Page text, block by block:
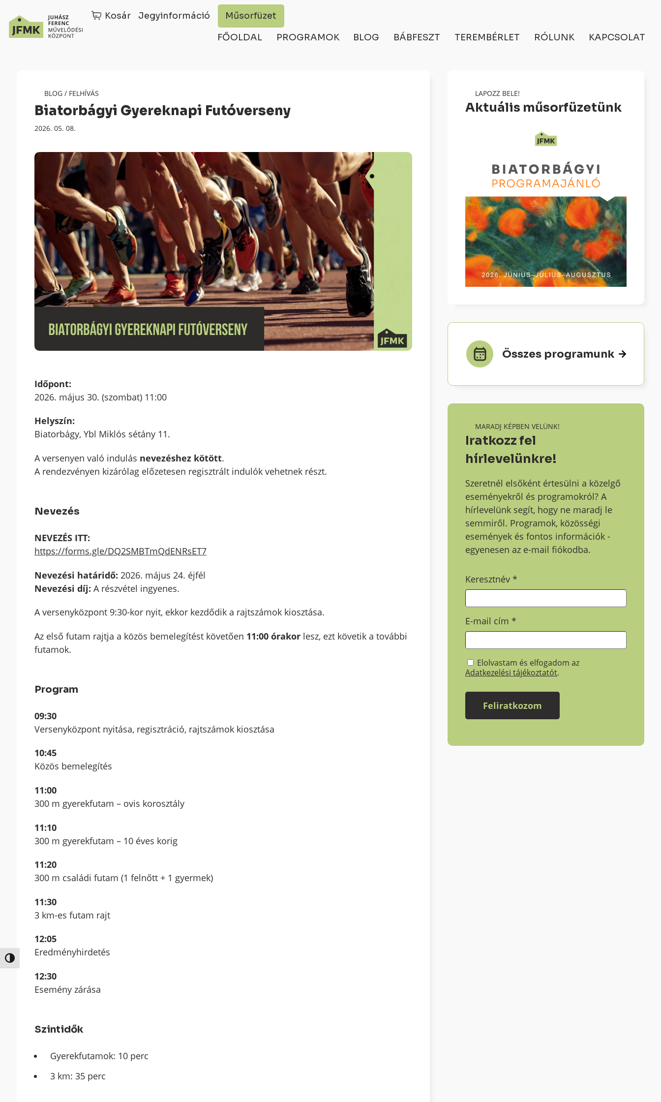
Nagy kontraszt váltása
Kosár Jegyinformáció Műsorfüzet
FŐOLDAL PROGRAMOK BLOG BÁBFESZT TEREMBÉRLET RÓLUNK KAPCSOLAT
BLOG/ FELHÍVÁS
Biatorbágyi Gyereknapi Futóverseny
Megjelenés
2026. 05. 08.
Időpont:
2026. május 30. (szombat) 11:00
Helyszín:
Biatorbágy, Ybl Miklós sétány 11.
A versenyen való indulás nevezéshez kötött.
A rendezvényen kizárólag előzetesen regisztrált indulók vehetnek részt.
Nevezés
NEVEZÉS ITT:
https://forms.gle/DQ2SMBTmQdENRsET7
Nevezési határidő: 2026. május 24. éjfél
Nevezési díj: A részvétel ingyenes.
A versenyközpont 9:30-kor nyit, ekkor kezdődik a rajtszámok kiosztása.
Az első futam rajtja a közös bemelegítést követően 11:00 órakorlesz, ezt követik a további
futamok.
Program
09:30
Versenyközpont nyitása, regisztráció, rajtszámok kiosztása
10:45
Közös bemelegítés
11:00
300 m gyerekfutam – ovis korosztály
11:10
300 m gyerekfutam – 10 éves korig
11:20
300 m családi futam (1 felnőtt + 1 gyermek)
11:30
3 km-es futam rajt
12:05
Eredményhirdetés
12:30
Esemény zárása
Szintidők
Gyerekfutamok: 10 perc
3 km: 35 perc
LAPOZZ BELE!
Aktuális műsorfüzetünk
Összes programunk
MARADJ KÉPBEN VELÜNK!
Iratkozz fel
hírlevelünkre!
Szeretnél elsőként értesülni a közelgő
eseményekről és programokról? A
hírlevelünk segít, hogy ne maradj le
semmiről. Programok, közösségi
események és fontos információk -
egyenesen az e-mail fiókodba.
Keresztnév*
E-mail cím*
Elolvastam és elfogadom az
Adatkezelési tájékoztatót.